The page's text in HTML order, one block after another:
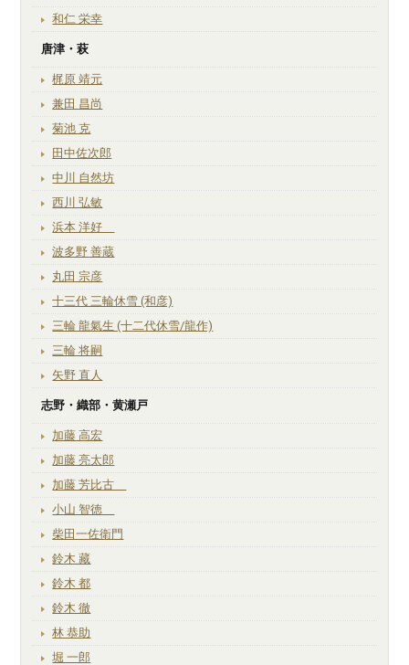
和仁 栄幸
唐津・萩
梶原 靖元
兼田 昌尚
菊池 克
田中佐次郎
中川 自然坊
西川 弘敏
浜本 洋好
波多野 善蔵
丸田 宗彦
十三代 三輪休雪 (和彦)
三輪 龍氣生 (十二代休雪/龍作)
三輪 将嗣
矢野 直人
志野・織部・黄瀬戸
加藤 高宏
加藤 亮太郎
加藤 芳比古
小山 智徳
柴田一佐衛門
鈴木 藏
鈴木 都
鈴木 徹
林 恭助
堀 一郎